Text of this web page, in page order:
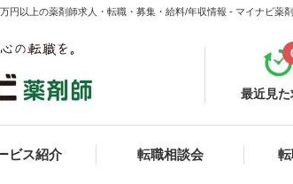
円以上の薬剤師求人・転職・募集・給料/年収情報 - マイナビ薬
最近見た
ビス紹介 転職相談会